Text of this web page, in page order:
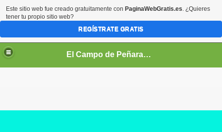
El Campo de Peñaranda (Salamanca)
Este sitio web fue creado gratuitamente con PaginaWebGratis.es. ¿Quieres
tener tu propio sitio web?
REGÍSTRATE GRATIS